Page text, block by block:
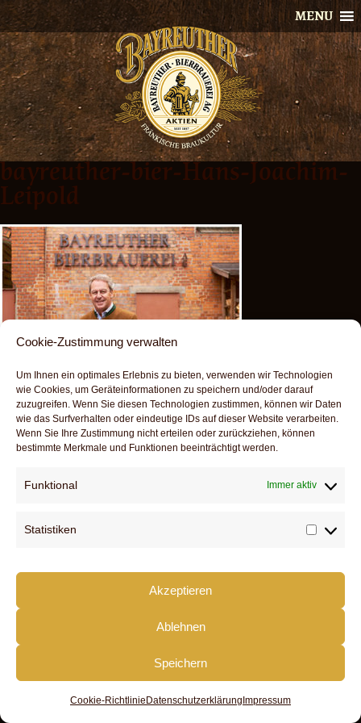
Cookie-Zustimmung verwalten
Um Ihnen ein optimales Erlebnis zu bieten, verwenden wir Technologien
wie Cookies, um Geräteinformationen zu speichern und/oder darauf
zuzugreifen. Wenn Sie diesen Technologien zustimmen, können wir Daten
wie das Surfverhalten oder eindeutige IDs auf dieser Website verarbeiten.
Wenn Sie Ihre Zustimmung nicht erteilen oder zurückziehen, können
bestimmte Merkmale und Funktionen beeinträchtigt werden.
Funktional Immer aktiv
Statistiken
Akzeptieren
Ablehnen
Speichern
Cookie-Richtlinie Datenschutzerklärung Impressum
Skip
to
content
MENU
bayreuther-bier-Hans-Joachim-
Leipold
Schreibe einen Kommentar
DOWNLOADS
SERVICE
KONTAKT
DATENSCHUTZ
FACEBOOK